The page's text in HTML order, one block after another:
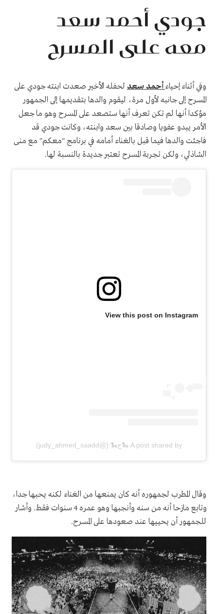
جودي أحمد سعد
معه على المسرح
وفي أثناء إحياءأحمد سعد لحفله الأخير صعدت ابنته جودي على
المسرح إلى جانبه لأول مرة، ليقوم والدها بتقديمها إلى الجمهور
مؤكدا أنها لم تكن تعرف أنها ستصعد على المسرح وهو ما جعل
الأمر يبدو عفويا وصادقا بين سعد وابنته، وكانت جودي قد
فاجئت والدها فيما قبل بالغناء أمامه في برنامج "معكم" مع منى
الشاذلي، ولكن تجربة المسرح تعتبر جديدة بالنسبة لها.
View this post on Instagram
A post shared by 🐍ج🐍 (@judy_ahmed_saadd)
وقال المطرب لجمهوره أنه كان يمنعها من الغناء لكنه يحبها جدا،
وتابع مازحا أنه من سنه وأنجبها وهو عمره 4 سنوات فقط. وأشار
للجمهور أن يحييها عند صعودها على المسرح.